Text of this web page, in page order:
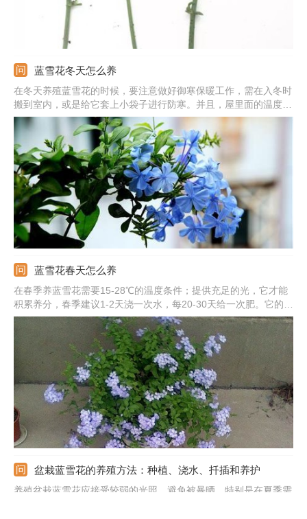
蓝雪花冬天怎么养
在冬天养殖蓝雪花的时候，要注意做好御寒保暖工作，需在入冬时
搬到室内，或是给它套上小袋子进行防寒。并且，屋里面的温度也
要在10度左右，当温度比较低的时候，它就会停止生长。温度高时
可稍微多浇一次水，而当温度低的时候一定要控水。另外，还要尽
量多的晒晒太阳。
蓝雪花春天怎么养
在春季养蓝雪花需要15-28℃的温度条件；提供充足的光，它才能
积累养分，春季建议1-2天浇一次水，每20-30天给一次肥。它的繁
殖可以采用扦插和分株的方法。另外，还需要注意病虫害的防治，
如果发现，可以用杀虫剂进行喷洒。
盆栽蓝雪花的养殖方法：种植、浇水、扦插和养护
养殖盆栽蓝雪花应接受较弱的光照，避免被暴晒，特别是在夏季需